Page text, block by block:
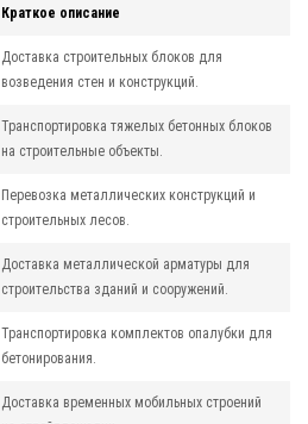
Краткое описание
Доставка строительных блоков для
возведения стен и конструкций.
Транспортировка тяжелых бетонных блоков
на строительные объекты.
Перевозка металлических конструкций и
строительных лесов.
Доставка металлической арматуры для
строительства зданий и сооружений.
Транспортировка комплектов опалубки для
бетонирования.
Доставка временных мобильных строений